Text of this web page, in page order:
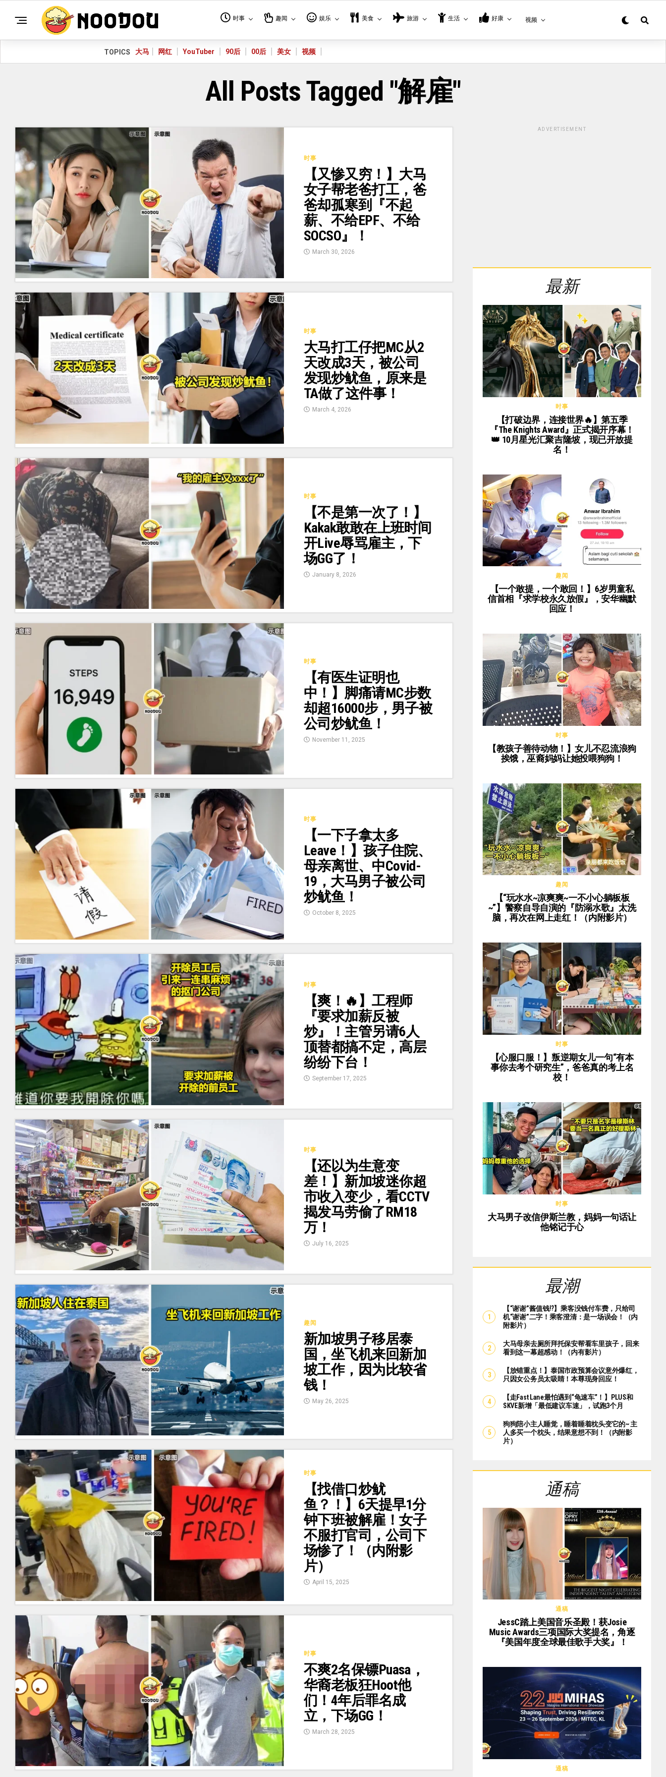
时事 趣闻 娱乐 美食 旅游 生活 好康 视频
TOPICS 大马 网红 YouTuber 90后 00后 美女 视频
All Posts Tagged "解雇"
时事
【又惨又穷！】大马
女子帮老爸打工，爸
爸却孤寒到『不起
薪、不给EPF、不给
SOCSO』！
March 30, 2026
时事
大马打工仔把MC从2
天改成3天，被公司
发现炒鱿鱼，原来是
TA做了这件事！
March 4, 2026
时事
【不是第一次了！】
Kakak敢敢在上班时间
开Live辱骂雇主，下
场GG了！
January 8, 2026
时事
【有医生证明也
中！】脚痛请MC步数
却超16000步，男子被
公司炒鱿鱼！
November 11, 2025
时事
【一下子拿太多
Leave！】孩子住院、
母亲离世、中Covid-
19，大马男子被公司
炒鱿鱼！
October 8, 2025
时事
【爽！🔥】工程师
『要求加薪反被
炒』！主管另请6人
顶替都搞不定，高层
纷纷下台！
September 17, 2025
时事
【还以为生意变
差！】新加坡迷你超
市收入变少，看CCTV
揭发马劳偷了RM18
万！
July 16, 2025
趣闻
新加坡男子移居泰
国，坐飞机来回新加
坡工作，因为比较省
钱！
May 26, 2025
时事
【找借口炒鱿
鱼？！】6天提早1分
钟下班被解雇！女子
不服打官司，公司下
场惨了！（内附影
片）
April 15, 2025
时事
不爽2名保镖Puasa，
华裔老板狂Hoot他
们！4年后罪名成
立，下场GG！
March 28, 2025
ADVERTISEMENT
最新
时事
【打破边界，连接世界🔥】第五季
『The Knights Award』正式揭开序幕！
👑 10月星光汇聚吉隆坡，现已开放提
名！
趣闻
【一个敢提，一个敢回！】6岁男童私
信首相『求学校永久放假』，安华幽默
回应！
时事
【教孩子善待动物！】女儿不忍流浪狗
挨饿，巫裔妈妈让她投喂狗狗！
趣闻
【“玩水水~凉爽爽~一不小心躺板板
~”】警察自导自演的『防溺水歌』太洗
脑，再次在网上走红！（内附影片）
时事
【心服口服！】叛逆期女儿一句“有本
事你去考个研究生”，爸爸真的考上名
校！
时事
大马男子改信伊斯兰教，妈妈一句话让
他铭记于心
最潮
【“谢谢”酱值钱⁉️】乘客没钱付车费，只给司
机“谢谢”二字！乘客澄清：是一场误会！（内
附影片）
大马母亲去厕所拜托保安帮看车里孩子，回来
看到这一幕超感动！（内有影片）
【放错重点！】泰国市政预算会议意外爆红，
只因女公务员太吸睛！本尊现身回应！
【走Fast Lane最怕遇到“龟速车”！】PLUS和
SKVE新增「最低建议车速」，试跑3个月
狗狗陪小主人睡觉，睡着睡着枕头变它的~ 主
人多买一个枕头，结果意想不到！（内附影
片）
通稿
通稿
JessC踏上美国音乐圣殿！获Josie
Music Awards三项国际大奖提名，角逐
『美国年度全球最佳歌手大奖』！
通稿